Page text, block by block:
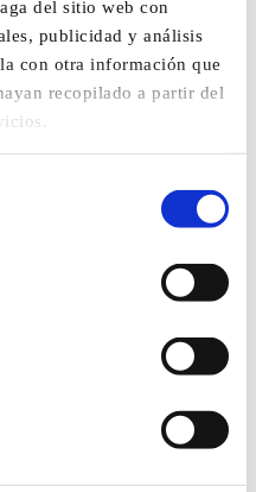
del sitio web con
publicidad y análisis
con otra información que
recopilado a partir del